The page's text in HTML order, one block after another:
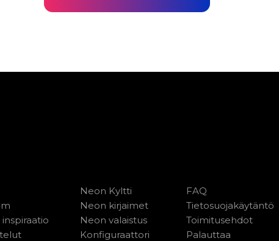
Neon Kyltti
Neon kirjaimet
Neon valaistus
Konfiguraattori
FAQ
Tietosuojakäytäntö
Toimitusehdot
Palauttaa